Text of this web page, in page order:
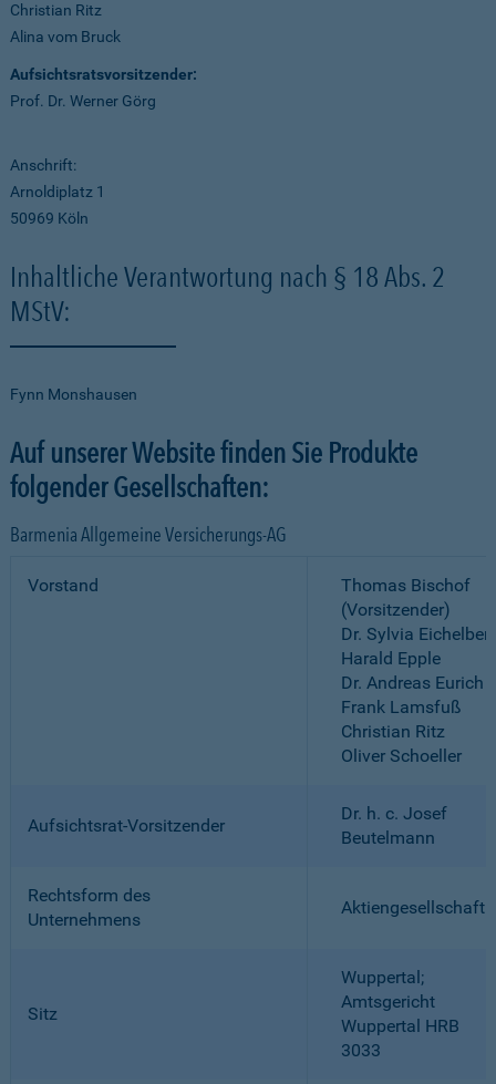
Christian Ritz
Alina vom Bruck
Aufsichtsratsvorsitzender:
Prof. Dr. Werner Görg
Anschrift:
Arnoldiplatz 1
50969 Köln
Inhaltliche Verantwortung nach § 18 Abs. 2
MStV:
Fynn Monshausen
Auf unserer Website finden Sie Produkte
folgender Gesellschaften:
Barmenia Allgemeine Versicherungs-AG
Vorstand
Thomas Bischof
(Vorsitzender)
Dr. Sylvia
Harald Epple
Dr. Andreas Eurich
Frank Lamsfuß
Christian Ritz
Oliver Schoeller
Aufsichtsrat-Vorsitzender
Dr. h. c. Josef
Beutelmann
Rechtsform des
Unternehmens
Aktiengesellschaft
Sitz
Wuppertal;
Amtsgericht
Wuppertal HRB
3033